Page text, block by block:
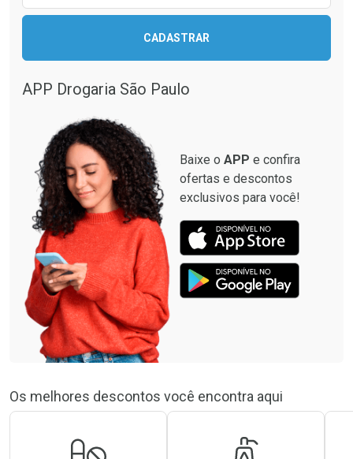
Comprar sem Desconto
Comprar sem Desconto
Comprar sem Desconto
Comprar sem Desconto
CADASTRAR
APP Drogaria São Paulo
Baixe o APP e confira
ofertas e descontos
exclusivos para você!
Os melhores descontos você encontra aqui